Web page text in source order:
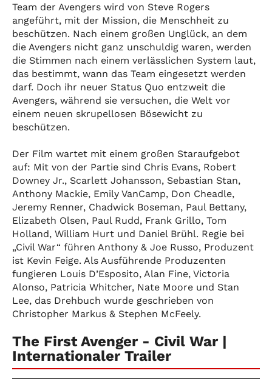
Team der Avengers wird von Steve Rogers
angeführt, mit der Mission, die Menschheit zu
beschützen. Nach einem großen Unglück, an dem
die Avengers nicht ganz unschuldig waren, werden
die Stimmen nach einem verlässlichen System laut,
das bestimmt, wann das Team eingesetzt werden
darf. Doch ihr neuer Status Quo entzweit die
Avengers, während sie versuchen, die Welt vor
einem neuen skrupellosen Bösewicht zu
beschützen.
Der Film wartet mit einem großen Staraufgebot
auf: Mit von der Partie sind Chris Evans, Robert
Downey Jr., Scarlett Johansson, Sebastian Stan,
Anthony Mackie, Emily VanCamp, Don Cheadle,
Jeremy Renner, Chadwick Boseman, Paul Bettany,
Elizabeth Olsen, Paul Rudd, Frank Grillo, Tom
Holland, William Hurt und Daniel Brühl. Regie bei
„Civil War“ führen Anthony & Joe Russo, Produzent
ist Kevin Feige. Als Ausführende Produzenten
fungieren Louis D’Esposito, Alan Fine, Victoria
Alonso, Patricia Whitcher, Nate Moore und Stan
Lee, das Drehbuch wurde geschrieben von
Christopher Markus & Stephen McFeely.
The First Avenger - Civil War |
Internationaler Trailer